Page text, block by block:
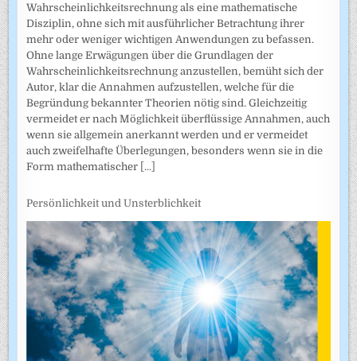
Wahrscheinlichkeitsrechnung als eine mathematische
Disziplin, ohne sich mit ausführlicher Betrachtung ihrer
mehr oder weniger wichtigen Anwendungen zu befassen.
Ohne lange Erwägungen über die Grundlagen der
Wahrscheinlich­keitsrechnung anzustellen, bemüht sich der
Autor, klar die Annahmen auf­zustellen, welche für die
Begründung bekannter Theorien nötig sind. Gleichzeitig
vermeidet er nach Möglichkeit überflüssige Annahmen, auch
wenn sie allgemein anerkannt werden und er vermeidet
auch zweifel­hafte Überlegungen, besonders wenn sie in die
Form mathematischer [...]
Persönlichkeit und Unsterblichkeit